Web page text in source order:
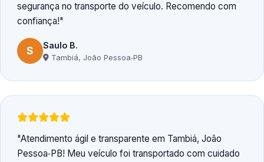
segurança no transporte do veículo. Recomendo com
confiança!
S Saulo B.
Tambiá, João Pessoa‑PB
Atendimento ágil e transparente em Tambiá, João
Pessoa‑PB! Meu veículo foi transportado com cuidado